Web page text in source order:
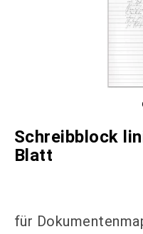
Schreibblock
Blatt
für